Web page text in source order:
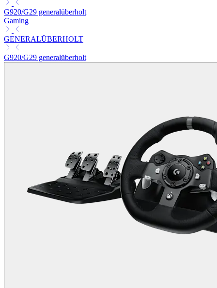
G920/G29 generalüberholt
Gaming
GENERALÜBERHOLT
G920/G29 generalüberholt